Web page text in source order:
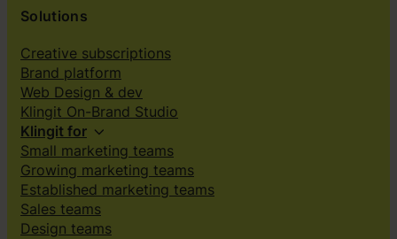
Solutions
Creative subscriptions
Brand platform
Web Design & dev
Klingit On-Brand Studio
Klingit for
Small marketing teams
Growing marketing teams
Established marketing teams
Sales teams
Design teams